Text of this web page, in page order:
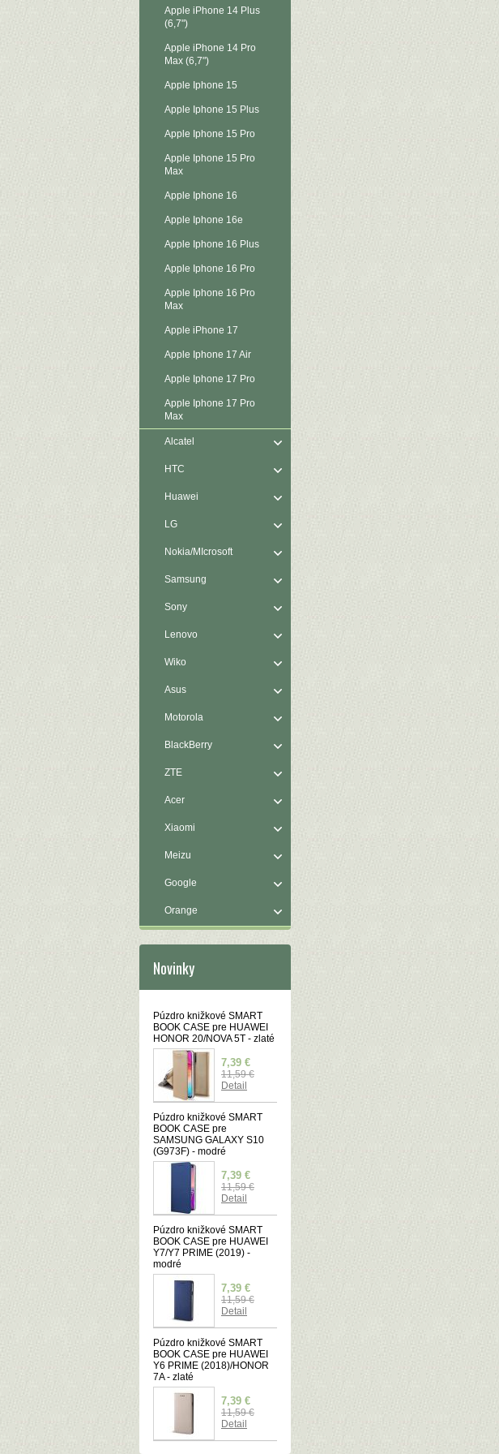
Apple iPhone 14 Plus
(6,7")
Apple iPhone 14 Pro
Max (6,7")
Apple Iphone 15
Apple Iphone 15 Plus
Apple Iphone 15 Pro
Apple Iphone 15 Pro
Max
Apple Iphone 16
Apple Iphone 16e
Apple Iphone 16 Plus
Apple Iphone 16 Pro
Apple Iphone 16 Pro
Max
Apple iPhone 17
Apple Iphone 17 Air
Apple Iphone 17 Pro
Apple Iphone 17 Pro
Max
Alcatel
HTC
Huawei
LG
Nokia/MIcrosoft
Samsung
Sony
Lenovo
Wiko
Asus
Motorola
BlackBerry
ZTE
Acer
Xiaomi
Meizu
Google
Orange
Novinky
Púzdro knižkové SMART
BOOK CASE pre HUAWEI
HONOR 20/NOVA 5T - zlaté
7,39 €
11,59 €
Detail
Púzdro knižkové SMART
BOOK CASE pre
SAMSUNG GALAXY S10
(G973F) - modré
7,39 €
11,59 €
Detail
Púzdro knižkové SMART
BOOK CASE pre HUAWEI
Y7/Y7 PRIME (2019) -
modré
7,39 €
11,59 €
Detail
Púzdro knižkové SMART
BOOK CASE pre HUAWEI
Y6 PRIME (2018)/HONOR
7A - zlaté
7,39 €
11,59 €
Detail